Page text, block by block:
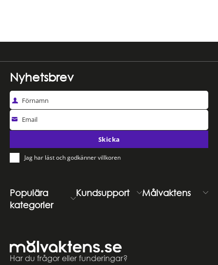
Har du frågor eller funderingar?
Populära
kategorier
Kundsupport Målvaktens
Nyhetsbrev
Förnamn
Email
Skicka
Jag har läst och godkänner villkoren